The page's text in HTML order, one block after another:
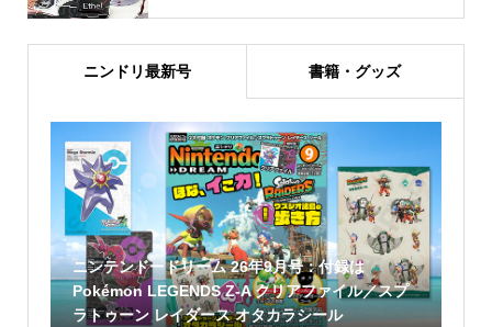
ニンドリ最新号 書籍・グッズ
ニンテンドードリーム 26年9月号：付録は
Pokémon LEGENDS Z-A クリアファイル／スプ
ラトゥーン レイダース オタカラシール